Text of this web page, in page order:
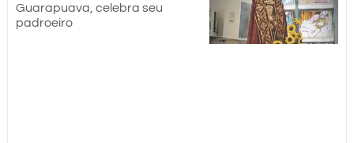
Guarapuava, celebra seu
padroeiro